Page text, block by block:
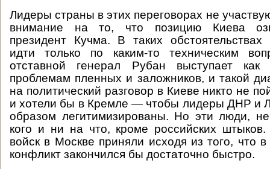
Лидеры страны в этих переговорах не
внимание на то, что позицию Киева
президент Кучма. В таких обстоятельствах
идти только по каким-то техническим
отставной генерал Рубан выступает как
проблемам пленных и заложников, и такой
на политический разговор в Киеве никто не
и хотели бы в Кремле — чтобы лидеры ДНР и
образом легитимизированы. Но эти люди,
кого и ни на что, кроме российских
войск в Москве приняли исходя из того, что
конфликт закончился бы достаточно быстро.